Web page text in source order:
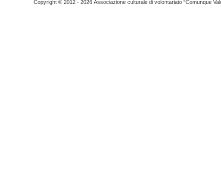
Copyright © 2012 - 2026 Associazione culturale di volontariato “Comunque